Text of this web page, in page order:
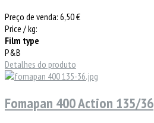
Preço de venda: 6,50 €
Price / kg:
Film type
P&B
Detalhes do produto
Fomapan 400 Action 135/36